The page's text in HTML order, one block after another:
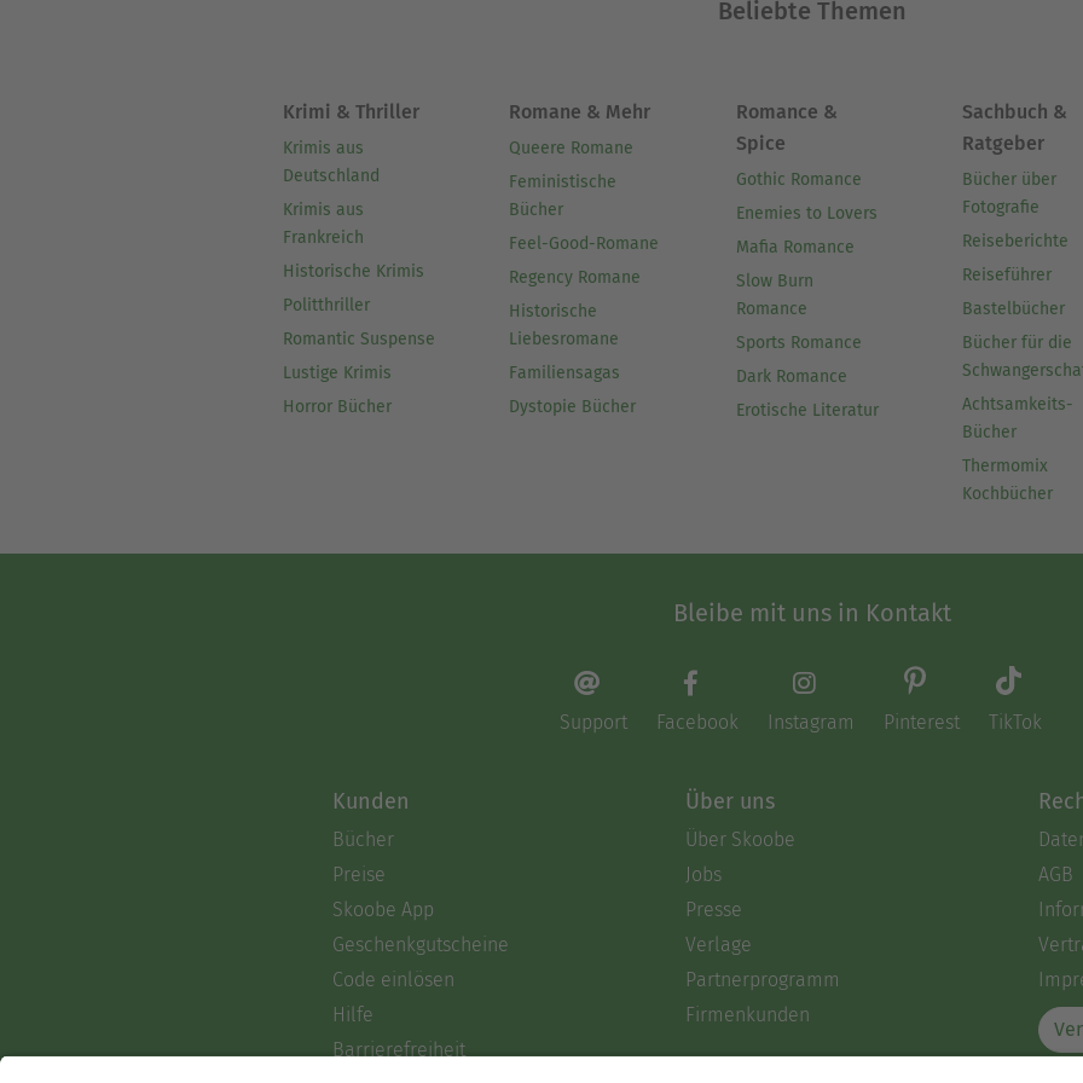
Beliebte Themen
Krimi & Thriller
Krimis aus
Deutschland
Krimis aus
Frankreich
Historische Krimis
Politthriller
Romantic Suspense
Lustige Krimis
Horror Bücher
Romane & Mehr
Queere Romane
Feministische
Bücher
Feel-Good-Romane
Regency Romane
Historische
Liebesromane
Familiensagas
Dystopie Bücher
Romance &
Spice
Gothic Romance
Enemies to Lovers
Mafia Romance
Slow Burn
Romance
Sports Romance
Dark Romance
Erotische Literatur
Sachbuch &
Ratgeber
Bücher über
Fotografie
Reiseberichte
Reiseführer
Bastelbücher
Bücher für die
Achtsamkeits-
Bücher
Thermomix
Kochbücher
Bleibe mit uns in Kontakt
Support Facebook Instagram Pinterest TikTok
Kunden
Bücher
Preise
Skoobe App
Geschenkgutscheine
Code einlösen
Hilfe
Barrierefreiheit
Über uns
Über Skoobe
Jobs
Presse
Verlage
Partnerprogramm
Firmenkunden
AGB